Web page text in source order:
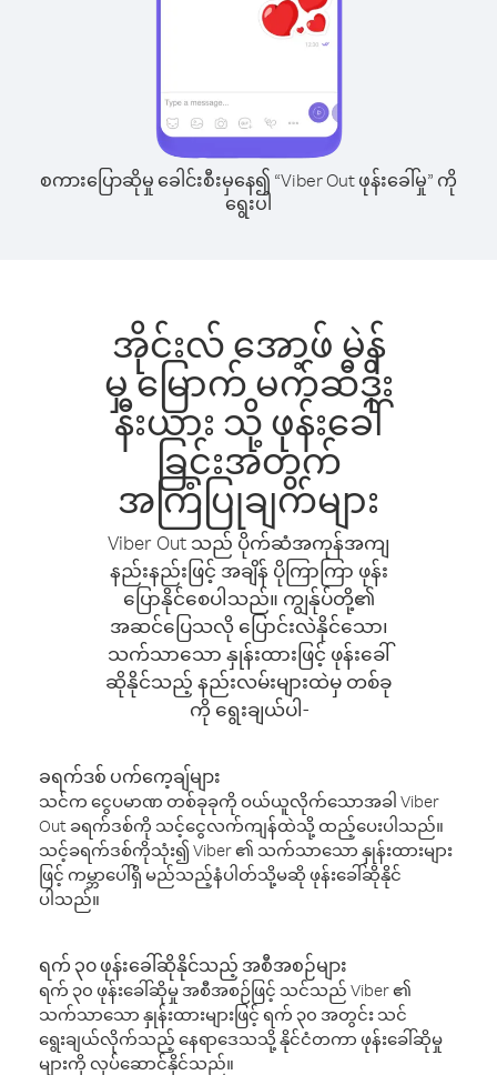
စကားပြောဆိုမှု ခေါင်းစီးမှနေ၍ “Viber Out ဖုန်းခေါ်မှု” ကို
ရွေးပါ
အိုင်းလ် အော့ဖ် မဲန်
မှ မြောက် မက်ဆီဒိုး
နီးယား သို့ ဖုန်းခေါ်
ခြင်းအတွက်
အကြံပြုချက်များ
Viber Out သည် ပိုက်ဆံအကုန်အကျ
နည်းနည်းဖြင့် အချိန် ပိုကြာကြာ ဖုန်း
ပြောနိုင်စေပါသည်။ ကျွန်ုပ်တို့၏
အဆင်ပြေသလို ပြောင်းလဲနိုင်သော၊
သက်သာသော နှုန်းထားဖြင့် ဖုန်းခေါ်
ဆိုနိုင်သည့် နည်းလမ်းများထဲမှ တစ်ခု
ကို ရွေးချယ်ပါ-
ခရက်ဒစ် ပက်ကေ့ချ်များ
သင်က ငွေပမာဏ တစ်ခုခုကို ဝယ်ယူလိုက်သောအခါ Viber
Out ခရက်ဒစ်ကို သင့်ငွေလက်ကျန်ထဲသို့ ထည့်ပေးပါသည်။
သင့်ခရက်ဒစ်ကိုသုံး၍ Viber ၏ သက်သာသော နှုန်းထားများ
ဖြင့် ကမ္ဘာပေါ်ရှိ မည်သည့်နံပါတ်သို့မဆို ဖုန်းခေါ်ဆိုနိုင်
ပါသည်။
ရက် ၃၀ ဖုန်းခေါ်ဆိုနိုင်သည့် အစီအစဉ်များ
ရက် ၃၀ ဖုန်းခေါ်ဆိုမှု အစီအစဉ်ဖြင့် သင်သည် Viber ၏
သက်သာသော နှုန်းထားများဖြင့် ရက် ၃၀ အတွင်း သင်
ရွေးချယ်လိုက်သည့် နေရာဒေသသို့ နိုင်ငံတကာ ဖုန်းခေါ်ဆိုမှု
များကို လုပ်ဆောင်နိုင်သည်။